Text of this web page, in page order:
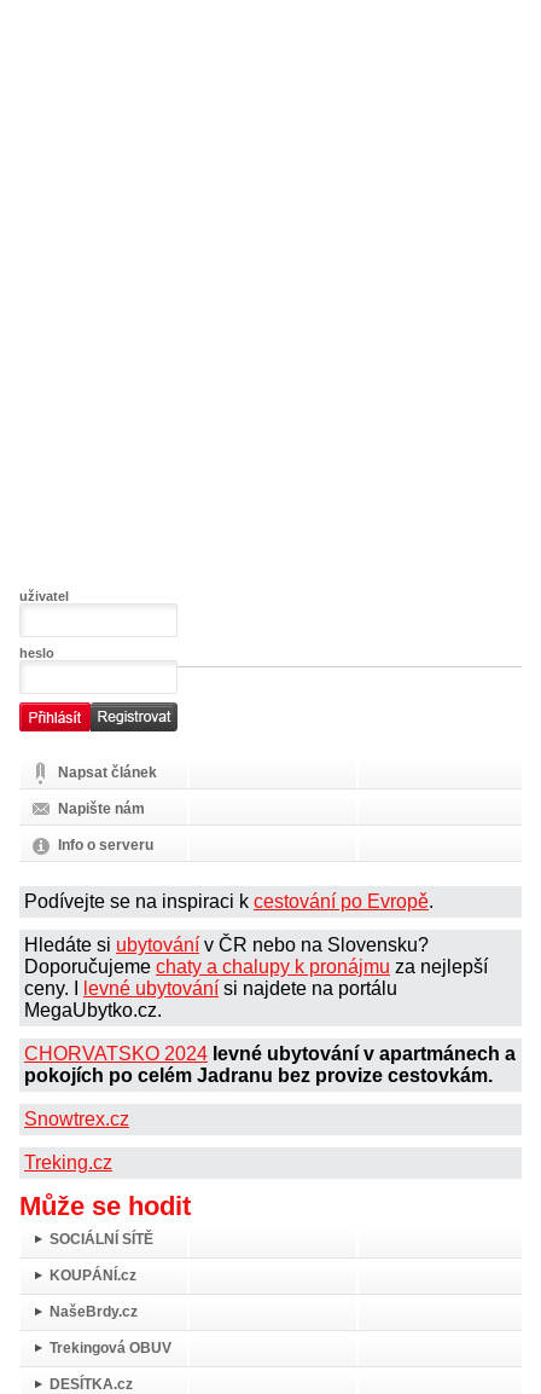
uživatel
heslo
Napsat článek
Napište nám
Info o serveru
Podívejte se na inspiraci k cestování po Evropě.
Hledáte si ubytování v ČR nebo na Slovensku?
Doporučujeme chaty a chalupy k pronájmu za nejlepší
ceny. I
levné ubytování si najdete na portálu
MegaUbytko.cz.
CHORVATSKO 2024 levné ubytování v apartmánech a
pokojích po celém Jadranu bez provize cestovkám.
Snowtrex.cz
Treking.cz
Může se hodit
SOCIÁLNÍ SÍTĚ
KOUPÁNÍ.cz
NašeBrdy.cz
Trekingová OBUV
DESÍTKA.cz